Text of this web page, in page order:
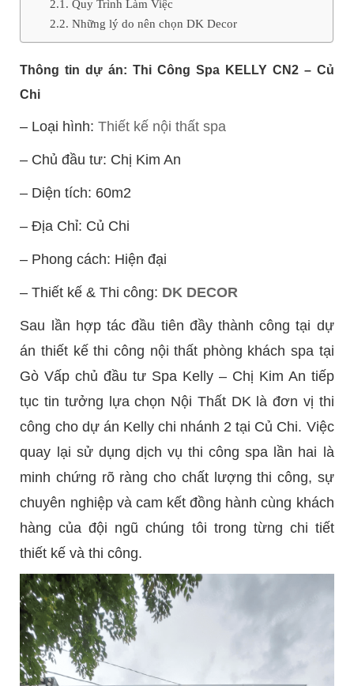
Quy Trình Làm Việc
Những lý do nên chọn DK Decor
Thông tin dự án: Thi Công Spa KELLY CN2 – Củ
Chi
– Loại hình:Thiết kế nội thất spa
– Chủ đầu tư: Chị Kim An
– Diện tích: 60m2
– Địa Chỉ: Củ Chi
– Phong cách: Hiện đại
– Thiết kế & Thi công: DK DECOR
Sau lần hợp tác đầu tiên đầy thành công tại dự
án thiết kế thi công nội thất phòng khách spa tại
Gò Vấp chủ đầu tư Spa Kelly – Chị Kim An tiếp
tục tin tưởng lựa chọn Nội Thất DK là đơn vị thi
công cho dự án Kelly chi nhánh 2 tại Củ Chi. Việc
quay lại sử dụng dịch vụ thi công spa lần hai là
minh chứng rõ ràng cho chất lượng thi công, sự
chuyên nghiệp và cam kết đồng hành cùng khách
hàng của đội ngũ chúng tôi trong từng chi tiết
thiết kế và thi công.